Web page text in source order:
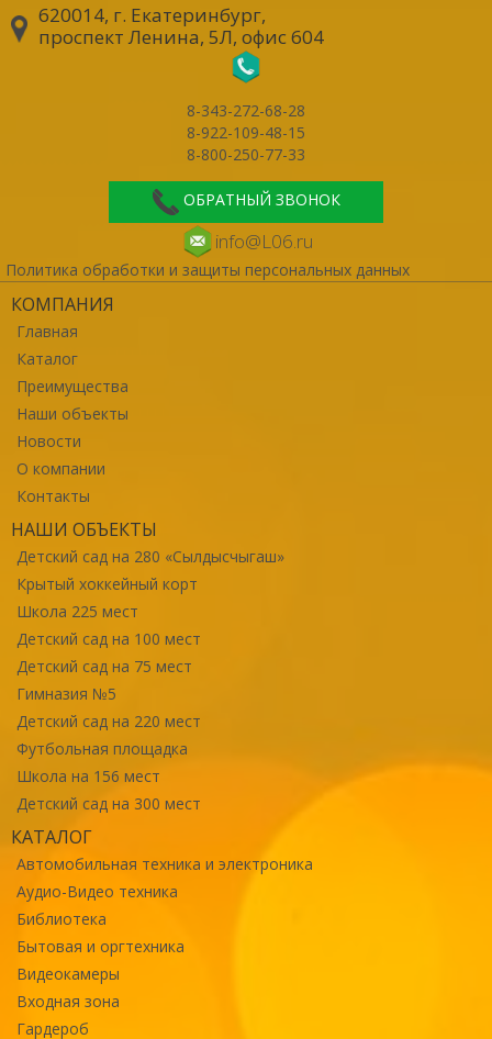
620014, г. Екатеринбург,
проспект Ленина, 5Л, офис 604
8-343-272-68-28
8-922-109-48-15
8-800-250-77-33
ОБРАТНЫЙ ЗВОНОК
info@L06.ru
Политика обработки и защиты персональных данных
КОМПАНИЯ
Главная
Каталог
Преимущества
Наши объекты
Новости
О компании
Контакты
НАШИ ОБЪЕКТЫ
Детский сад на 280 «Сылдысчыгаш»
Крытый хоккейный корт
Школа 225 мест
Детский сад на 100 мест
Детский сад на 75 мест
Гимназия №5
Детский сад на 220 мест
Футбольная площадка
Школа на 156 мест
Детский сад на 300 мест
КАТАЛОГ
Автомобильная техника и электроника
Аудио-Видео техника
Библиотека
Бытовая и оргтехника
Видеокамеры
Входная зона
Гардероб